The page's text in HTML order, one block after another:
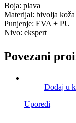
Boja: plava
Materijal: bivolja koža
Punjenje: EVA + PU
Nivo: ekspert
Povezani
Dodaj u
Uporedi